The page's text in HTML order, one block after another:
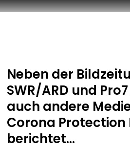
Neben der
SWR/ARD und
auch andere
Corona Protection
berichtet...